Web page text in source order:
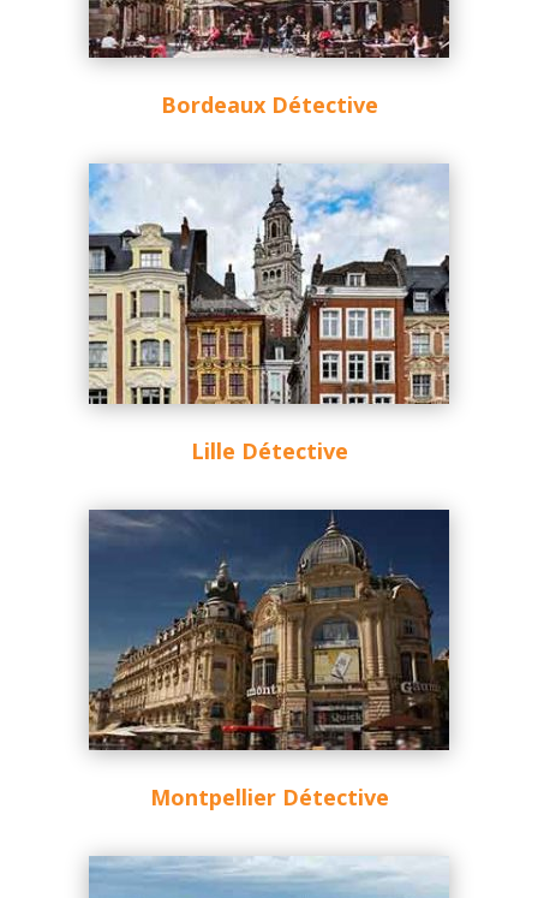
Bordeaux Détective
Lille Détective
Montpellier Détective